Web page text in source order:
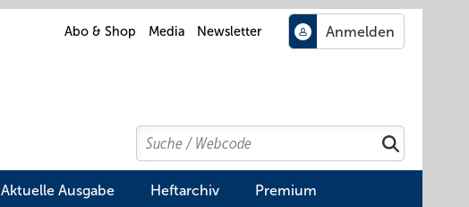
Abo & Shop Media Newsletter
Search
Suchen
Aktuelle Ausgabe Heftarchiv Premium